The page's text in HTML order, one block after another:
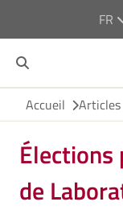
FR
Accueil Articles
Élections
de